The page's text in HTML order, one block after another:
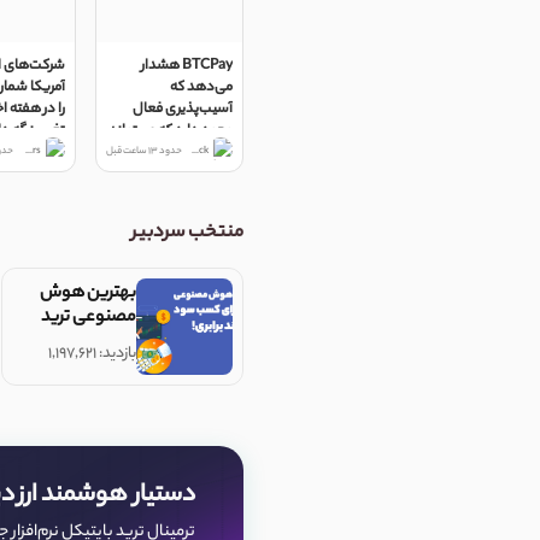
BTCPay هشدار
می‌دهد که
آسیب‌پذیری فعال
وجود دارد که می‌تواند
وجوه را خالی کند
The Block حدود 13 ساعت قبل
شرکت‌های
آمریکا
را در هفته
تغییر نگه
Hughes
Reuters حدود 13
منتخب سردبیر
بهترین هوش
مصنوعی ترید
بازدید: ۱,۱۹۷,۶۲۱
دستیار هوشمند ارز
ترمینال ترید بایتیکل